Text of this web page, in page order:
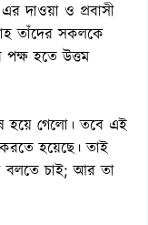
দাওয়া ও প্রবাসী
তাঁদের সকলকে
হতে উত্তম
হয়ে গেলো। তবে এই
হয়েছে। তাই
বলতে চাই; আর তা